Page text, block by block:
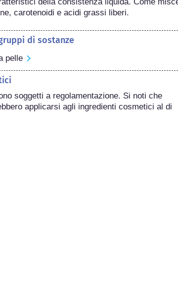
carotenoidi e acidi grassi liberi.
di sostanze
pelle
soggetti a regolamentazione. Si noti che
applicarsi agli ingredienti cosmetici al di